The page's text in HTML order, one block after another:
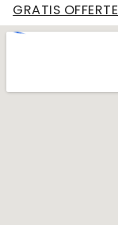
GRATIS OFFERTE